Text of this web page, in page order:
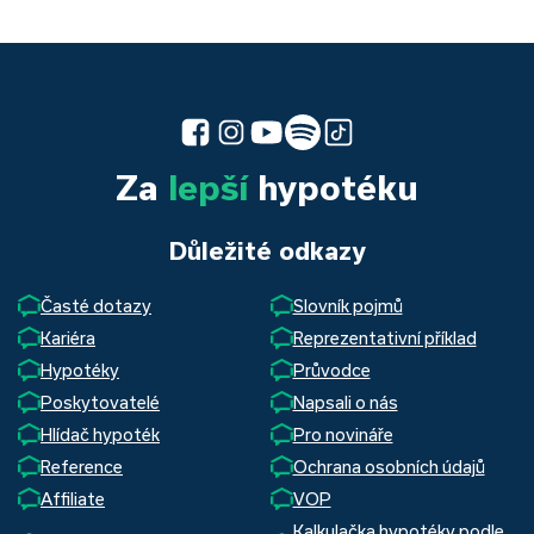
Za lepšíhypotéku
Důležité odkazy
Časté dotazy
Slovník pojmů
Kariéra
Reprezentativní příklad
Hypotéky
Průvodce
Poskytovatelé
Napsali o nás
Hlídač hypoték
Pro novináře
Reference
Ochrana osobních údajů
Affiliate
VOP